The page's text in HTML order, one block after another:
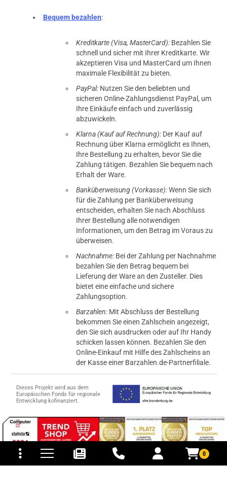
0
und Versandkosten
Bequem bezahlen:
Kreditkarte (Visa, MasterCard): Bezahlen Sie
schnell und sicher mit Ihrer Kreditkarte. Wir
akzeptieren Visa und MasterCard um Ihnen
maximale Flexibilität zu bieten.
PayPal: Nutzen Sie den beliebten und
sicheren Online-Zahlungsdienst PayPal, um
Ihre Einkäufe einfach und zuverlässig
abzuwickeln.
Klarna (Kauf auf Rechnung): Der Kauf auf
Rechnung über Klarna ermöglicht es Ihnen,
Ihre Bestellung zu erhalten, bevor Sie die
Zahlung tätigen. Bezahlen Sie bequem nach
Erhalt der Ware.
Banküberweisung (Vorkasse):Wenn Sie sich
für die Zahlung per Banküberweisung
entscheiden, erhalten Sie nach Abschluss
Ihrer Bestellung alle notwendigen
Informationen, um den Betrag im Voraus zu
überweisen.
Nachnahme: Bei der Zahlung per Nachnahme
bezahlen Sie den Betrag bequem bei
Lieferung der Ware an den Zusteller. Dies
bietet eine einfache und sichere
Zahlungsoption.
Barzahlen: Mit Abschluss der Bestellung
bekommen Sie einen Zahlschein angezeigt,
den Sie sich ausdrucken oder auf Ihr Handy
schicken lassen können. Bezahlen Sie den
Online-Einkauf mit Hilfe des Zahlscheins an
der Kasse einer Barzahlen.de-Partnerfiliale.
Dieses Projekt wird aus dem
Europäischen Fonds für regionale
Entwicklung kofinanziert.
© 2015-2026 PB-ViGoods GmbH